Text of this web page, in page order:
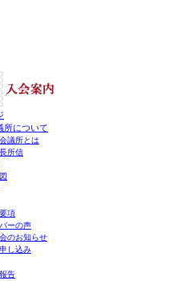
所について
議所とは
所信
項
ーの声
のお知らせ
し込み
告